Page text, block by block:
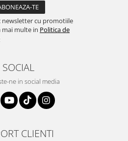
newsletter cu promotiile
mai multe in Politica de
SOCIAL
ne in social media
CLIENTI